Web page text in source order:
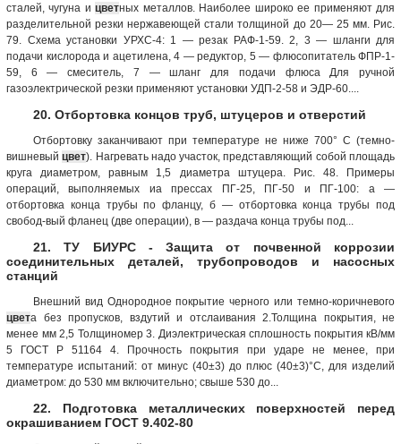
сталей, чугуна ицветных металлов. Наиболее широко ее применяют для
разделительной резки нержавеющей стали толщиной до 20— 25 мм. Рис.
79. Схема установки УРХС-4: 1 — резак РАФ-1-59. 2, 3 — шланги для
подачи кислорода и ацетилена, 4 — редуктор, 5 — флюсопитатель ФПР-1-
59, 6 — смеситель, 7 — шланг для подачи флюса Для ручной
газоэлектрической резки применяют установки УДП-2-58 и ЭДР-60....
20. Отбортовка концов труб, штуцеров и отверстий
Отбортовку заканчивают при температуре не ниже 700° С (темно-
вишневыйцвет). Нагревать надо участок, представляющий собой площадь
круга диаметром, равным 1,5 диаметра штуцера. Рис. 48. Примеры
операций, выполняемых иа прессах ПГ-25, ПГ-50 и ПГ-100: а —
отбортовка конца трубы по фланцу, б — отбортовка конца трубы под
свобод-вый фланец (две операции), в — раздача конца трубы под...
21. ТУ БИУРС - Защита от почвенной коррозии
соединительных деталей, трубопроводов и насосных
станций
Внешний вид Однородное покрытие чер­ного или темно-коричневого
цвета без пропусков, вздутий и отслаивания 2.Толщина покрытия, не
менее мм 2,5 Толщиномер 3. Диэлектрическая сплошность покрытия кВ/мм
5 ГОСТ Р 51164 4. Прочность покрытия при ударе не менее, при
температуре испытаний: от минус (40±3) до плюс (40±3)°С, для изделий
диаметром: до 530 мм включительно; свыше 530 до...
22. Подготовка металлических поверхностей перед
окрашиванием ГОСТ 9.402-80